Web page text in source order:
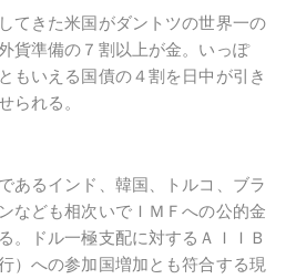
てきた米国がダントツの世界一の
貨準備の７割以上が金。いっぽ
もいえる国債の４割を日中が引き
られる。
あるインド、韓国、トルコ、ブラ
なども相次いでＩＭＦへの公的金
。ドル一極支配に対するＡＩＩＢ
）への参加国増加とも符合する現